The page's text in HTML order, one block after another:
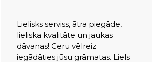
Lielisks serviss, ātra piegāde,
lieliska kvalitāte un jaukas
dāvanas! Ceru vēlreiz
iegādāties jūsu grāmatas. Liels